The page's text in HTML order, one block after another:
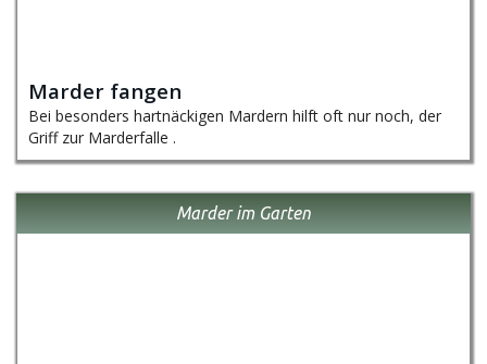
Marder fangen
Bei besonders hartnäckigen Mardern hilft oft nur noch, der
Griff zur Marderfalle .
Marder im Garten